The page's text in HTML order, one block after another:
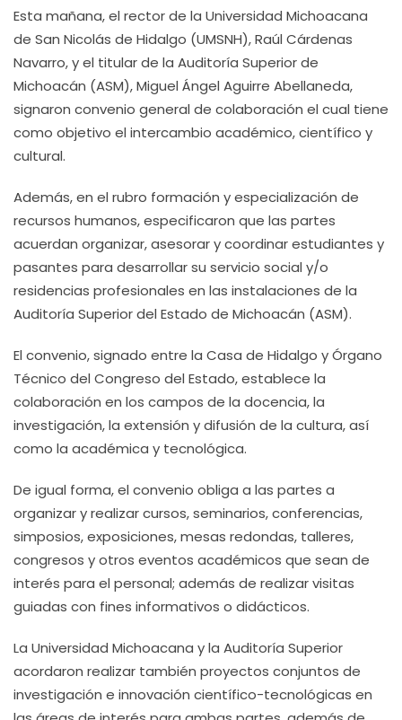
Esta mañana, el rector de la Universidad Michoacana
de San Nicolás de Hidalgo (UMSNH), Raúl Cárdenas
Navarro, y el titular de la Auditoría Superior de
Michoacán (ASM), Miguel Ángel Aguirre Abellaneda,
signaron convenio general de colaboración el cual tiene
como objetivo el intercambio académico, científico y
cultural.
Además, en el rubro formación y especialización de
recursos humanos, especificaron que las partes
acuerdan organizar, asesorar y coordinar estudiantes y
pasantes para desarrollar su servicio social y/o
residencias profesionales en las instalaciones de la
Auditoría Superior del Estado de Michoacán (ASM).
El convenio, signado entre la Casa de Hidalgo y Órgano
Técnico del Congreso del Estado, establece la
colaboración en los campos de la docencia, la
investigación, la extensión y difusión de la cultura, así
como la académica y tecnológica.
De igual forma, el convenio obliga a las partes a
organizar y realizar cursos, seminarios, conferencias,
simposios, exposiciones, mesas redondas, talleres,
congresos y otros eventos académicos que sean de
interés para el personal; además de realizar visitas
guiadas con fines informativos o didácticos.
La Universidad Michoacana y la Auditoría Superior
acordaron realizar también proyectos conjuntos de
investigación e innovación científico-tecnológicas en